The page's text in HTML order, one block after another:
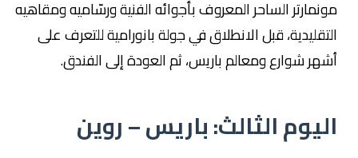
مونمارتر الساحر المعروف بأجوائه الفنية ورسّاميه ومقاهيه
التقليدية، قبل الانطلاق في جولة بانورامية للتعرف على
أشهر شوارع ومعالم باريس، ثم العودة إلى الفندق.
اليوم الثالث: باريس – روين